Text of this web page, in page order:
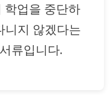
학업을 중단하
니지 않겠다는
류입니다.